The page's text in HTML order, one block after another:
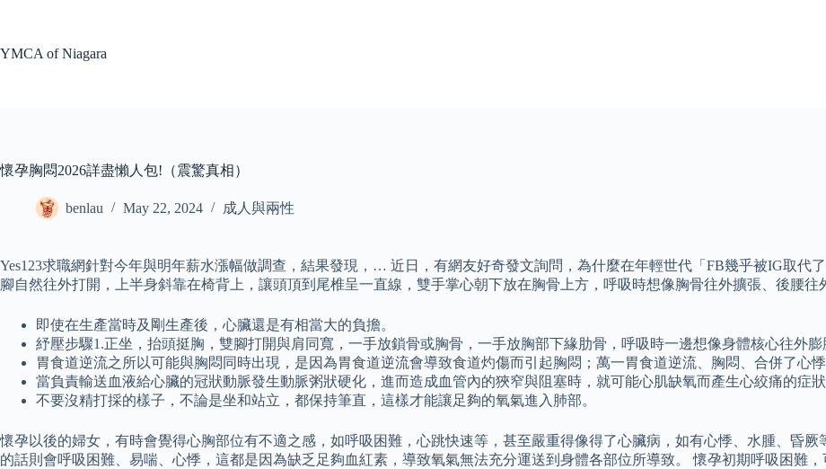
YMCA of Niagara
懷孕胸悶2026詳盡懶人包!（震驚真相）
benlau May 22, 2024 成人與兩性
Yes123求職網針對今年與明年薪水漲幅做調查，結果發現，… 近日，有網友好奇發文詢問，為什麼在年輕世代「FB幾乎被IG取
腳自然往外打開，上半身斜靠在椅背上，讓頭頂到尾椎呈一直線，雙手掌心朝下放在胸骨上方，呼吸時想像胸骨往外擴張、後腰往
即使在生產當時及剛生產後，心臟還是有相當大的負擔。
紓壓步驟1.正坐，抬頭挺胸，雙腳打開與肩同寬，一手放鎖骨或胸骨，一手放胸部下緣肋骨，呼吸時一邊想像身體核心往外膨
胃食道逆流之所以可能與胸悶同時出現，是因為胃食道逆流會導致食道灼傷而引起胸悶；萬一胃食道逆流、胸悶、合併了心
當負責輸送血液給心臟的冠狀動脈發生動脈粥狀硬化，進而造成血管內的狹窄與阻塞時，就可能心肌缺氧而產生心絞痛的症狀
不要沒精打採的樣子，不論是坐和站立，都保持筆直，這樣才能讓足夠的氧氣進入肺部。
懷孕以後的婦女，有時會覺得心胸部位有不適之感，如呼吸困難，心跳快速等，甚至嚴重得像得了心臟病，如有心悸、水腫、昏
的話則會呼吸困難、易喘、心悸，這都是因為缺乏足夠血紅素，導致氧氣無法充分運送到身體各部位所導致。 懷孕初期呼吸困難